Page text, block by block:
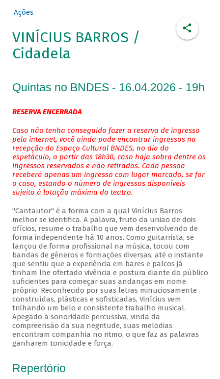
Ações
VINÍCIUS BARROS /
Cidadela
Quintas no BNDES - 16.04.2026 - 19h
RESERVA ENCERRADA
Caso não tenha conseguido fazer a reserva de ingresso
pela internet, você ainda pode encontrar ingressos na
recepção do Espaço Cultural BNDES, no dia do
espetáculo, a partir das 18h30, caso haja sobra dentre os
ingressos reservados e não retirados. Cada pessoa
receberá apenas um ingresso com lugar marcado, se for
o caso, estando o número de ingressos disponíveis
sujeito à lotação máxima do teatro.
"Cantautor" é a forma com a qual Vinícius Barros
melhor se identifica. A palavra, fruto da união de dois
ofícios, resume o trabalho que vem desenvolvendo de
forma independente há 10 anos. Como guitarrista, se
lançou de forma profissional na música, tocou com
bandas de gêneros e formações diversas, até o instante
que sentiu que a experiência em bares e palcos já
tinham lhe ofertado vivência e postura diante do público
suficientes para começar suas andanças em nome
próprio. Reconhecido por suas letras minuciosamente
construídas, plásticas e sofisticadas, Vinícius vem
trilhando um belo e consistente trabalho musical.
Apegado à sonoridade percussiva, vinda da
compreensão da sua negritude, suas melodias
encontram companhia no ritmo, o que faz as palavras
ganharem tonicidade e força.
Repertório